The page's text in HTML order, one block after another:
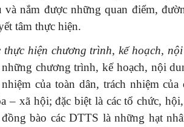
và nắm được những quan điểm,
tâm thực hiện.
hiện chương trình, kế hoạch,
chương trình, kế hoạch, nội
của toàn dân, trách nhiệm
– xã hội; đặc biệt là các tổ chức,
bào các DTTS là những hạt